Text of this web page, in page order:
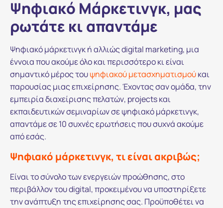
Ψηφιακό Mάρκετινγκ, μας
ρωτάτε κι απαντάμε
Ψηφιακό μάρκετινγκ ή αλλιώς digital marketing, μια
έννοια που ακούμε όλο και περισσότερο κι είναι
σημαντικό μέρος τουψηφιακού μετασχηματισμούκαι
παρουσίας μιας επιχείρησης. Έχοντας σαν ομάδα, την
εμπειρία διαχείρισης πελατών, projects και
εκπαιδευτικών σεμιναρίων σε ψηφιακό μάρκετινγκ,
απαντάμε σε 10 συχνές ερωτήσεις που συχνά ακούμε
από εσάς.
Ψηφιακό μάρκετινγκ, τι είναι ακριβώς;
Είναι το σύνολο των ενεργειών προώθησης, στο
περιβάλλον του digital, προκειμένου να υποστηρίξετε
την ανάπτυξη της επιχείρησης σας. Προϋποθέτει να